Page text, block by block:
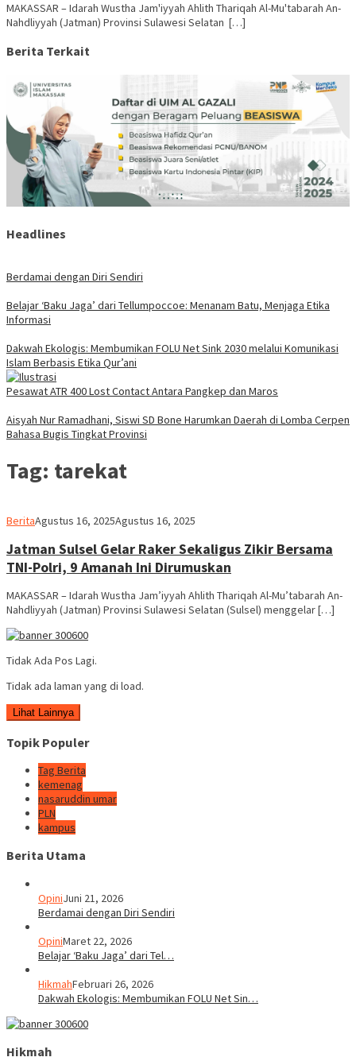
MAKASSAR – Idarah Wustha Jam'iyyah Ahlith Thariqah Al-Mu'tabarah An-
Nahdliyyah (Jatman) Provinsi Sulawesi Selatan […]
Berita Terkait
Headlines
Berdamai dengan Diri Sendiri
Belajar ‘Baku Jaga’ dari Tellumpoccoe: Menanam Batu, Menjaga Etika
Informasi
Dakwah Ekologis: Membumikan FOLU Net Sink 2030 melalui Komunikasi
Islam Berbasis Etika Qur’ani
Pesawat ATR 400 Lost Contact Antara Pangkep dan Maros
Aisyah Nur Ramadhani, Siswi SD Bone Harumkan Daerah di Lomba Cerpen
Bahasa Bugis Tingkat Provinsi
Tag: tarekat
BeritaIlham
Agustus 16, 2025Agustus 16, 2025
Jatman Sulsel Gelar Raker Sekaligus Zikir Bersama
TNI-Polri, 9 Amanah Ini Dirumuskan
MAKASSAR – Idarah Wustha Jam’iyyah Ahlith Thariqah Al-Mu’tabarah An-
Nahdliyyah (Jatman) Provinsi Sulawesi Selatan (Sulsel) menggelar […]
Tidak Ada Pos Lagi.
Tidak ada laman yang di load.
Lihat Lainnya
Topik Populer
Tag Berita
kemenag
nasaruddin umar
PLN
kampus
Berita Utama
OpiniJuni 21, 2026
Berdamai dengan Diri Sendiri
OpiniMaret 22, 2026
Belajar ‘Baku Jaga’ dari Tel…
HikmahFebruari 26, 2026
Dakwah Ekologis: Membumikan FOLU Net Sin…
Hikmah